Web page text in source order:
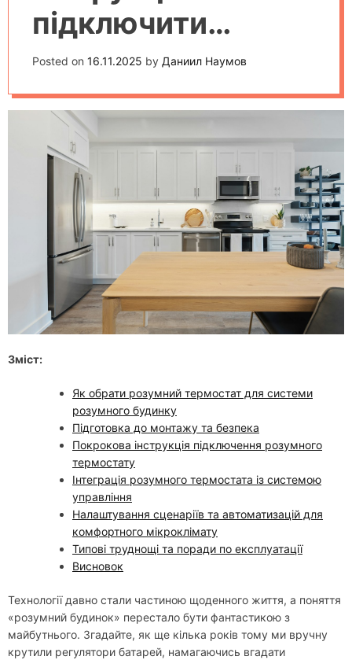
підключити
розумний
термостат до
системи
"розумний
будинок"
Posted on 16.11.2025 by Даниил Наумов
Зміст:
Як обрати розумний термостат для системи
розумного будинку
Підготовка до монтажу та безпека
Покрокова інструкція підключення розумного
термостату
Інтеграція розумного термостата із системою
управління
Налаштування сценаріїв та автоматизацій для
комфортного мікроклімату
Типові труднощі та поради по експлуатації
Висновок
Технології давно стали частиною щоденного життя, а поняття
«розумний будинок» перестало бути фантастикою з
майбутнього. Згадайте, як ще кілька років тому ми вручну
крутили регулятори батарей, намагаючись вгадати